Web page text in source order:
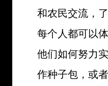
和农民交流，
每个人都可以
他们如何努力
作种子包，或